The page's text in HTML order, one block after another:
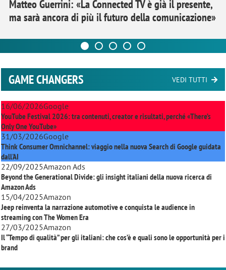
Matteo Guerrini: «La Connected TV è già il presente,
ma sarà ancora di più il futuro della comunicazione»
GAME CHANGERS VEDI TUTTI
16/06/2026Google
YouTube Festival 2026: tra contenuti, creator e risultati, perché «There’s
Only One YouTube»
31/03/2026Google
Think Consumer Omnichannel: viaggio nella nuova Search di Google guidata
dall'AI
22/09/2025Amazon Ads
Beyond the Generational Divide: gli insight italiani della nuova ricerca di
Amazon Ads
15/04/2025Amazon
Jeep reinventa la narrazione automotive e conquista le audience in
streaming conThe Women Era
27/03/2025Amazon
Il “Tempo di qualità” per gli italiani: che cos’è e quali sono le opportunità per i
brand